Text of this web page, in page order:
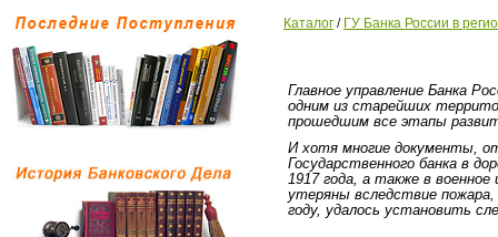
Каталог / ГУ Банка России в
Главное управление Банка
одним из старейших
прошедшим все этапы
И хотя многие документы,
Государственного банка в
1917 года, а также в
утеряны вследствие пожара,
году, удалось установить